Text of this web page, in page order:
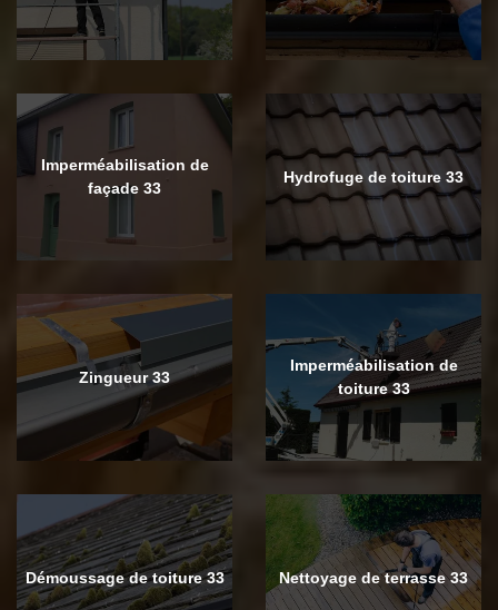
Imperméabilisation de
façade 33
Hydrofuge de toiture 33
Zingueur 33
Imperméabilisation de
toiture 33
Démoussage de toiture 33 Nettoyage de terrasse 33